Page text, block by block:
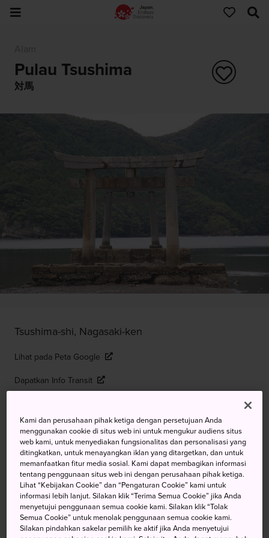
Pulau Tsushima
対馬
Tsushima-shi, Nagasaki-ken
Lihat pada Peta Google
Dapatkan Info Transit
KATA KUNCI PETA
Surga Bagi Pencinta Alam di
Perairan Sebelah Utara Kyushu
yang Terpencil
Kami dan perusahaan pihak ketiga dengan persetujuan Anda
menggunakan cookie di situs web ini untuk mengukur audiens situs
web kami, untuk menyediakan fungsionalitas dan personalisasi yang
ditingkatkan, untuk menayangkan iklan yang ditargetkan, dan untuk
memanfaatkan fitur media sosial. Kami dapat membagikan informasi
tentang penggunaan situs web ini dengan perusahaan pihak ketiga.
Lihat “Kebijakan Cookie” dan “Pengaturan Cookie” kami untuk
informasi lebih lanjut. Silakan klik “Terima Semua Cookie” jika Anda
menyetujui penggunaan semua cookie kami. Silakan klik “Tolak
Semua Cookie” untuk menolak penggunaan semua cookie kami.
Silakan pindahkan sakelar pemilih ke aktif jika Anda menyetujui